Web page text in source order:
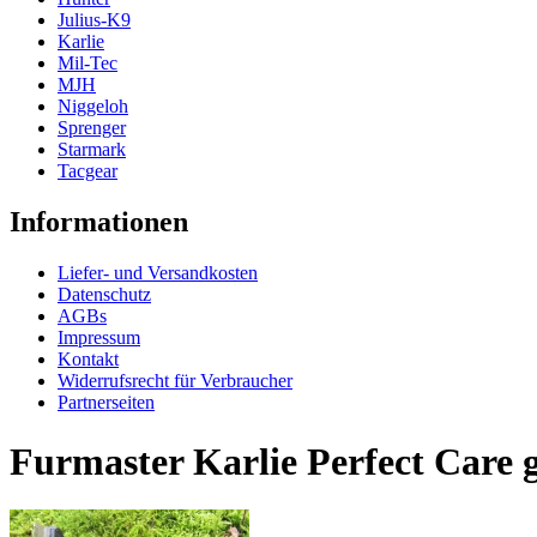
Julius-K9
Karlie
Mil-Tec
MJH
Niggeloh
Sprenger
Starmark
Tacgear
Informationen
Liefer- und Versandkosten
Datenschutz
AGBs
Impressum
Kontakt
Widerrufsrecht für Verbraucher
Partnerseiten
Furmaster Karlie Perfect Care